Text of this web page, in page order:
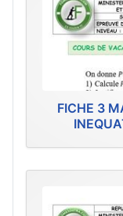
FICHE 3